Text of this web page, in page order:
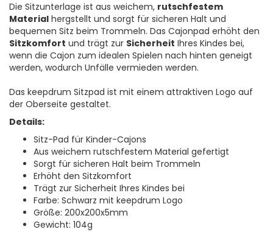
Die Sitzunterlage ist aus weichem, rutschfestem
Material hergstellt und sorgt für sicheren Halt und
bequemen Sitz beim Trommeln. Das Cajonpad erhöht den
Sitzkomfort und trägt zur Sicherheit Ihres Kindes bei,
wenn die Cajon zum idealen Spielen nach hinten geneigt
werden, wodurch Unfälle vermieden werden.
Das keepdrum Sitzpad ist mit einem attraktiven Logo auf
der Oberseite gestaltet.
Details:
Sitz-Pad für Kinder-Cajons
Aus weichem rutschfestem Material gefertigt
Sorgt für sicheren Halt beim Trommeln
Erhöht den Sitzkomfort
Trägt zur Sicherheit Ihres Kindes bei
Farbe: Schwarz mit keepdrum Logo
Größe: 200x200x5mm
Gewicht: 104g